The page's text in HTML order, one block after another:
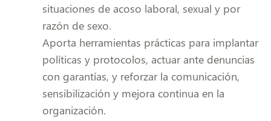
situaciones de acoso laboral, sexual y por
razón de sexo.
Aporta herramientas prácticas para implantar
políticas y protocolos, actuar ante denuncias
con garantías, y reforzar la comunicación,
sensibilización y mejora continua en la
organización.